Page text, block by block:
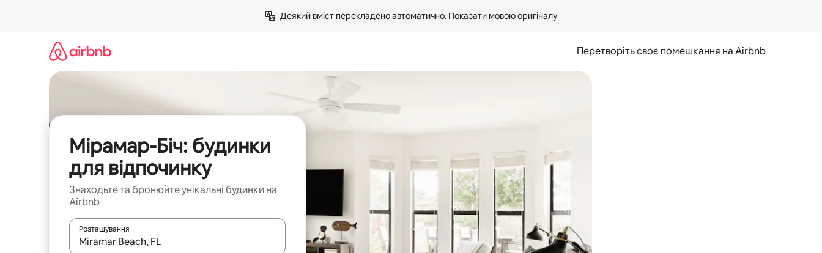
Деякий вміст перекладено автоматично. Показати мовою оригіналу
Перетворіть своє помешкання на Airbnb
Мірамар-Біч: будинки
для відпочинку
Знаходьте та бронюйте унікальні будинки на
Airbnb
Розташування
Отримавши результати пошуку, використовуйте для навігації сторінкою клавіші зі стрілками вгору та вниз або жести дотику та гортання.